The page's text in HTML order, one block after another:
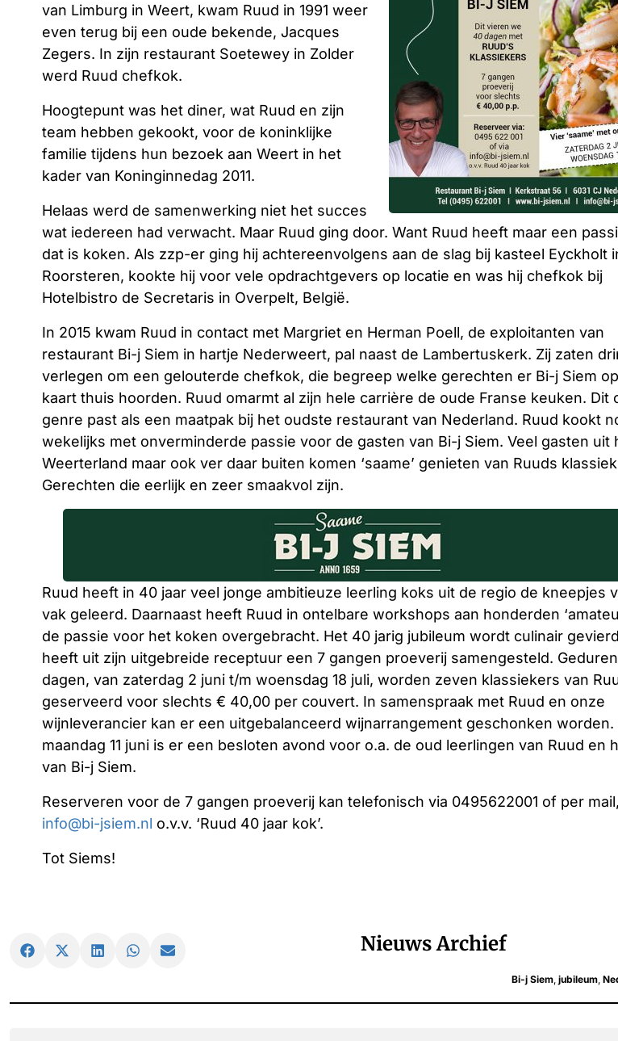
van Limburg in Weert, kwam Ruud in 1991 weer
even terug bij een oude bekende, Jacques
Zegers. In zijn restaurant Soetewey in Zolder
werd Ruud chefkok.
Hoogtepunt was het diner, wat Ruud en zijn
team hebben gekookt, voor de koninklijke
familie tijdens hun bezoek aan Weert in het
kader van Koninginnedag 2011.
Helaas werd de samenwerking niet het succes
wat iedereen had verwacht. Maar Ruud ging door. Want Ruud heeft maar een
dat is koken. Als zzp-er ging hij achtereenvolgens aan de slag bij kasteel Eyckholt
Roorsteren, kookte hij voor vele opdrachtgevers op locatie en was hij chefkok bij
Hotelbistro de Secretaris in Overpelt, België.
In 2015 kwam Ruud in contact met Margriet en Herman Poell, de exploitanten van
restaurant Bi-j Siem in hartje Nederweert, pal naast de Lambertuskerk. Zij zaten
verlegen om een gelouterde chefkok, die begreep welke gerechten er Bi-j Siem
kaart thuis hoorden. Ruud omarmt al zijn hele carrière de oude Franse keuken. Dit
genre past als een maatpak bij het oudste restaurant van Nederland. Ruud kookt
wekelijks met onverminderde passie voor de gasten van Bi-j Siem. Veel gasten uit
Weerterland maar ook ver daar buiten komen ‘saame’ genieten van Ruuds
Gerechten die eerlijk en zeer smaakvol zijn.
Ruud heeft in 40 jaar veel jonge ambitieuze leerling koks uit de regio de kneepjes
vak geleerd. Daarnaast heeft Ruud in ontelbare workshops aan honderden
de passie voor het koken overgebracht. Het 40 jarig jubileum wordt culinair
heeft uit zijn uitgebreide receptuur een 7 gangen proeverij samengesteld.
dagen, van zaterdag 2 juni t/m woensdag 18 juli, worden zeven klassiekers van
geserveerd voor slechts € 40,00 per couvert. In samenspraak met Ruud en onze
wijnleverancier kan er een uitgebalanceerd wijnarrangement geschonken worden.
maandag 11 juni is er een besloten avond voor o.a. de oud leerlingen van Ruud en
van Bi-j Siem.
Reserveren voor de 7 gangen proeverij kan telefonisch via 0495622001 of per mail,
info@bi-jsiem.nl o.v.v. ‘Ruud 40 jaar kok’.
Tot Siems!
Nieuws Archief
Bi-j Siem jubileum